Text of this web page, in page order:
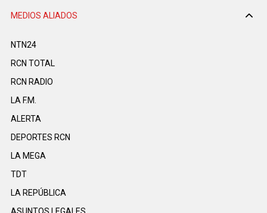
MEDIOS ALIADOS
NTN24
RCN TOTAL
RCN RADIO
LA F.M.
ALERTA
DEPORTES RCN
LA MEGA
TDT
LA REPÚBLICA